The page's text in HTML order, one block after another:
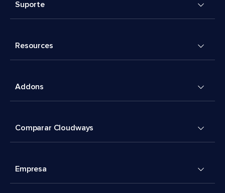
Suporte
Resources
Addons
Comparar Cloudways
Empresa